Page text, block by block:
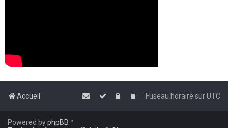
Accueil Fuseau horaire surUTC
Powered byphpBB™